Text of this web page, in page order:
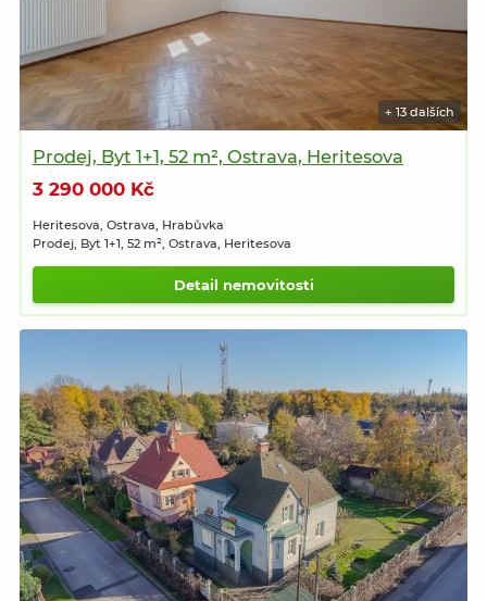
+ 13 dalších
Prodej, Byt 1+1, 52 m², Ostrava, Heritesova
3 290 000 Kč
Heritesova, Ostrava, Hrabůvka
Prodej, Byt 1+1, 52 m², Ostrava, Heritesova
Detail nemovitosti